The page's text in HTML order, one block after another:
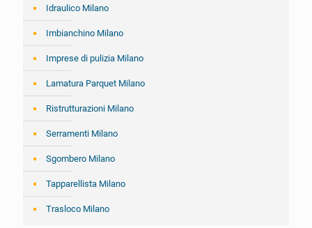
Idraulico Milano
Imbianchino Milano
Imprese di pulizia Milano
Lamatura Parquet Milano
Ristrutturazioni Milano
Serramenti Milano
Sgombero Milano
Tapparellista Milano
Trasloco Milano